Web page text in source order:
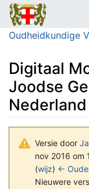
Oudheidkundige
Digitaal
Joodse
Nederland
Versie door
nov 2016 om
(wijz) ←
Nieuwere